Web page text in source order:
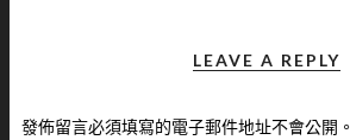
LEAVE A REPLY
發佈留言必須填寫的電子郵件地址不會公開。